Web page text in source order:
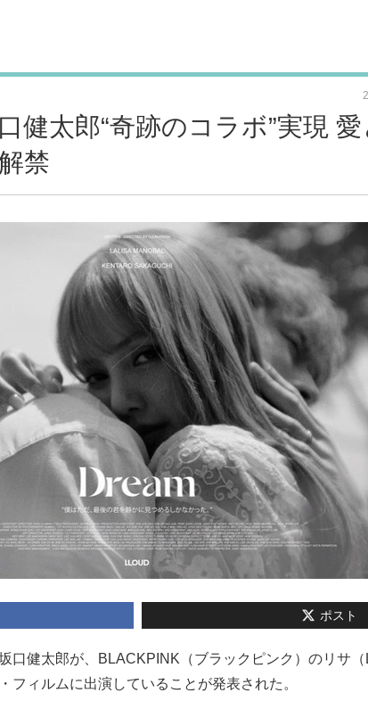
健太郎“奇跡のコラボ”実現 愛
禁
ポスト
口健太郎が、BLACKPINK（ブラックピンク）のリサ
フィルムに出演していることが発表された。